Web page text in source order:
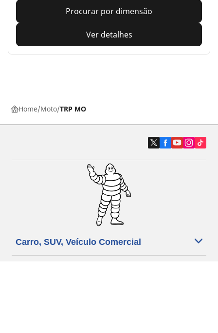
Procurar por dimensão
Ver detalhes
Home Moto TRP MO
Carro, SUV, Veículo Comercial